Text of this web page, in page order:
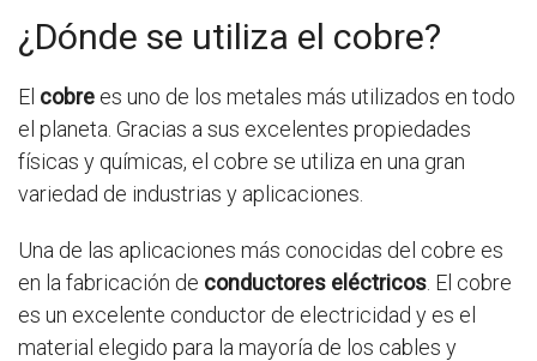
¿Dónde se utiliza el cobre?
El cobre es uno de los metales más utilizados en todo
el planeta. Gracias a sus excelentes propiedades
físicas y químicas, el cobre se utiliza en una gran
variedad de industrias y aplicaciones.
Una de las aplicaciones más conocidas del cobre es
en la fabricación de conductores eléctricos . El cobre
es un excelente conductor de electricidad y es el
material elegido para la mayoría de los cables y